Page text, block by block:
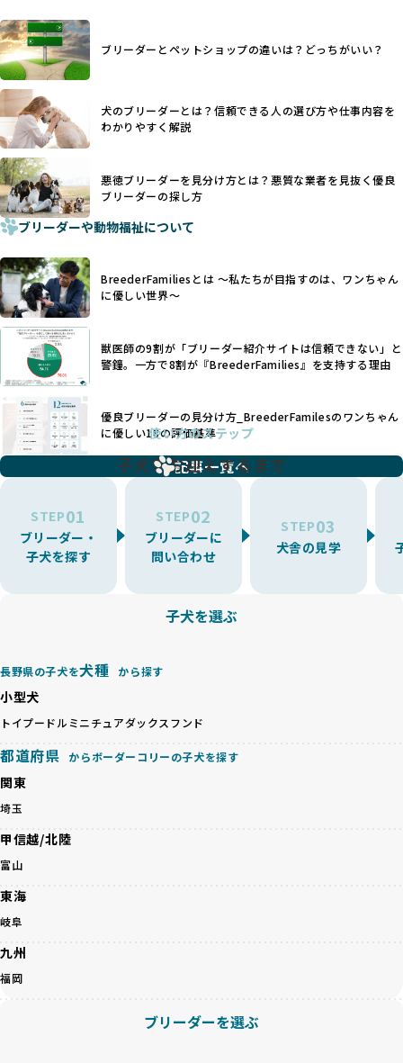
さらに、書類審査のみで掲載が許可されるサイトが多く、実
際の飼育環境やブリーダーの姿勢が見えにくい点も課題で
す。こうしたサイトでは、ブリーダーが記載する情報が主で
あり、実際の現場や日々のケアの状況がわからないため、営
利優先の「悪徳ブリーダー」が含まれるリスクが高まりま
す。
BreederFamiliesでは、ワンちゃんを大切にする「優良ブリ
ーダー」のみを紹介するために、法令を超えた独自の基準を
設け、ブリーダーの理念や飼育環境の厳格なチェックを行っ
ています。
一部の営利優先のブリーディングでは、母犬の出産負担を考
えずに大量繁殖が行われ、親犬が心身ともに疲弊するケース
が見られます。さらに、コストカットのために食事を減らし
たり、栄養のない食事を与える、適切な健康管理が行われな
いなど、ワンちゃんの健康と福祉が犠牲にされることも少な
くありません。
また、健康リスクが予測しづらいミックス犬の繁殖や、愛情
が行き届かない多頭飼育等も問題です。これらのブリーディ
ング手法は、ワンちゃんの福祉を無視し、利益のみを追求す
るブリーダーによるものが多く、消費者にとっても深刻な課
題となっています。
BreederFamiliesでは、こうしたワンちゃんに優しくないブ
リーディングをなくすため、すべてのワンちゃんを家族のよ
うに大切に飼育・繁殖を行っている「優良ブリーダー」のみ
BreederFamiliesでは、アニマルウェルフェアを最優先に考
えた6つの絶対基準と12の総合基準を設定しています。これに
ことを徹底しています。
BreederFamiliesでは、以下の6項目を必須条件とし、これら
基づいた責任あるブリーディングを確保しています。
さらに、健康管理、社会性の育成、遺伝子検査、食事や運動
の質など、ワンちゃんの心身に配慮した飼育環境が整ってい
るかを評価する12項目の総合基準を設けています。これによ
り、より高い基準をクリアしたブリーダーだけを厳選してい
ます。
その結果、合格率10%未満という厳しい基準をクリアした優
良ブリーダーのみが登録されています。
ゃんを家族のように愛するという理念を共有するブリーダー
のみを厳選しています。これにより、ユーザーの皆さんに安
「BreederFamilesのワンちゃんに優しい18の評価基準」は
こちら
BreederFamiliesでは、すべてのブリーダーを書類審査、直
接のヒアリング、現地確認を通じて厳しく評価しています。
さらに、こうした評価結果は透明性を持って公開されている
ヨーロッパ諸国ではこうした処置が禁止されている一方で、
日本ではいまだ行われる場合があります。
優良ブリーダーは動物福祉を優先し、ワンちゃんの自然な姿
を大切にするため断尾・断耳を行いません。
一方、営利優先ブリーダーでは「見た目が良く売れやすい」
ことを理由に断尾や断耳を行うことがあり、中には麻酔なし
で処置するケースも見受けられます。
「耳やしっぽを切らない」詳細はこちら
犬種ごとに異なる健康リスクや育て方のポイントを理解し、
適切に対応するためには、深い知識と豊富な経験が欠かせま
せん。現在、犬種は200種類以上あり、それぞれに特有の健康
たとえば、パグは呼吸器系のトラブルを抱えやすく、ラブラ
ドール・レトリバーには股関節形成不全への注意が必要で
す。このような犬種ごとの違いを熟知し、適切なケアを提供
できるかどうかは、ブリーダーの専門性に大きく関わりま
す。
優良ブリーダーは、少数の犬種（一般的に3種以内）に絞って
繁殖を行い、各犬種の特徴を熟知しています。これにより、
犬種ごとの健康管理や繁殖において質の高いケアを提供する
ことが可能です。
一方、営利優先ブリーダーは流行や需要に応じて扱う犬種を
増やす傾向があり、犬種ごとに異なる健康問題や適切な育成
環境を十分に考慮しない場合があります。こうしたブリーダ
たりストレスを抱えたりするリスクが高まります。
「少数の犬種に集中」の詳細はこちら
すが、無計画な交配には健康リスクが伴います。異なる犬種
の特徴を持つことで予測しにくい健康問題が発生する可能性
が高く、診断や治療も複雑化する場合があります。また、ミ
待する理想と現実が大きく異なることも少なくありません。
健康と性格を次世代に引き継ぐために、ミックス犬の繁殖を
避けます。無計画な交配がもたらすリスクを理解し、飼い主
殖を徹底しているのです。
一方、営利優先ブリーダーは流行や需要に応じて安易にミッ
が多く見受けられます。場合によっては、チワワ×ハスキー
等体格の異なるリスクの高い交配を行うこともあります。
ペットショップやペットオークションは、流通過程でワンち
られるなど、心身に大きな負担がかかります。このような環
境は、ストレスや感染リスクを増大させるだけでなく、ワン
があります。
ペットショップやオークションを介さずに直接飼い主に渡す
ブリーダーとペットショップの違いは？どっちがいい？
犬のブリーダーとは？信頼できる人の選び方や仕事内容を
わかりやすく解説
悪徳ブリーダーを見分け方とは？悪質な業者を見抜く優良
ブリーダーの探し方
ブリーダーや動物福祉について
BreederFamiliesとは 〜私たちが目指すのは、ワンちゃん
に優しい世界〜
獣医師の9割が「ブリーダー紹介サイトは信頼できない」と
警鐘。一方で8割が『BreederFamilies』を支持する理由
優良ブリーダーの見分け方_BreederFamilesのワンちゃん
に優しい18の評価基準
記事一覧へ
使い方のステップ
子犬をお迎えするまで
STEP01
ブリーダー・
子犬を探す
STEP02
ブリーダーに
問い合わせ
STEP03
犬舎の見学
子犬を選ぶ
長野県の子犬を犬種 から探す
小型犬
トイプードル ミニチュアダックスフンド
都道府県 からボーダーコリーの子犬を探す
関東
埼玉
甲信越/北陸
富山
東海
岐阜
九州
福岡
ブリーダーを選ぶ